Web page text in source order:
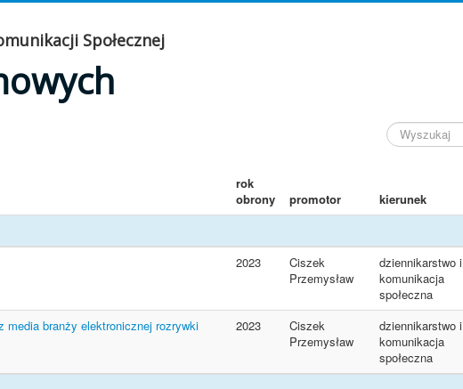
Społecznej
rok
obrony
promotor
kierunek
2023
Ciszek
Przemysław
dziennikarstwo i
komunikacja
społeczna
media branży elektronicznej rozrywki
2023
Ciszek
Przemysław
dziennikarstwo i
komunikacja
społeczna